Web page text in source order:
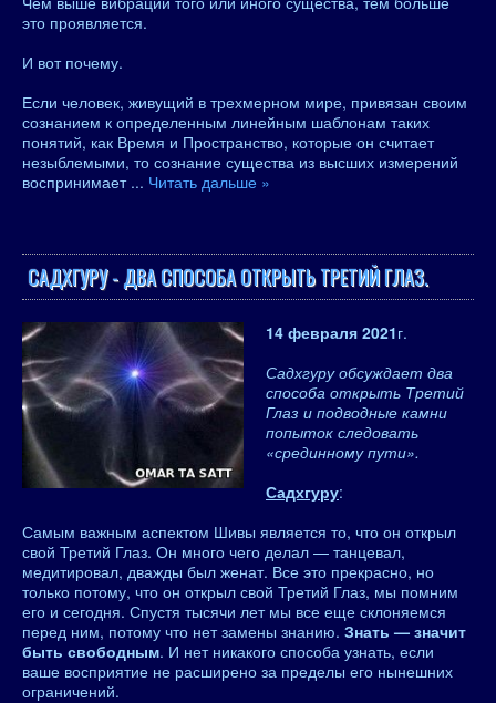
это проявляется.
И вот почему.
Если человек, живущий в трехмерном мире, привязан своим
сознанием к определенным линейным шаблонам таких
понятий, как Время и Пространство, которые он считает
незыблемыми, то сознание существа из высших измерений
воспринимает ... Читать дальше »
САДХГУРУ - ДВА СПОСОБА ОТКРЫТЬ ТРЕТИЙ ГЛАЗ.
14 февраля 2021г.
Садхгуру обсуждает два
способа открыть Третий
Глаз и подводные камни
попыток следовать
«срединному пути».
Садхгуру:
Самым важным аспектом Шивы является то, что он открыл
свой Третий Глаз. Он много чего делал — танцевал,
медитировал, дважды был женат. Все это прекрасно, но
только потому, что он открыл свой Третий Глаз, мы помним
его и сегодня. Спустя тысячи лет мы все еще склоняемся
перед ним, потому что нет замены знанию. Знать — значит
быть свободным. И нет никакого способа узнать, если
ваше восприятие не расширено за пределы его нынешних
ограничений.